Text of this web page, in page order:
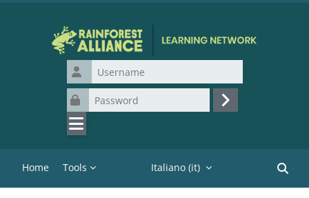
Username
Password
Login
Home Tools Italiano ‎(it)‎
Cerca